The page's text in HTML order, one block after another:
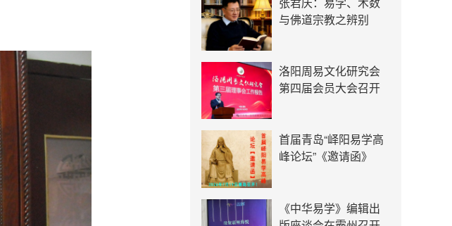
与佛道宗教之辨别
洛阳周易文化研究会
第四届会员大会召开
首届青岛“峄阳易学高
峰论坛”《邀请函》
《中华易学》编辑出